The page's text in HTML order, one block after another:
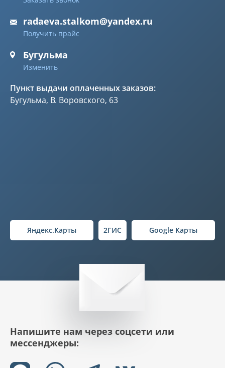
radaeva.stalkom@yandex.ru
Получить прайс
Бугульма
Изменить
Пункт выдачи оплаченных заказов:
Бугульма, В. Воровского, 63
Яндекс.Карты 2ГИС Google Карты
Напишите нам через соцсети или
мессенджеры: